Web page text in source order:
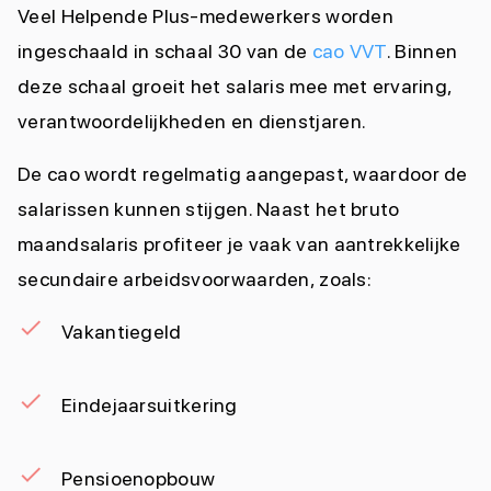
Veel Helpende Plus-medewerkers worden
ingeschaald in schaal 30 van de cao VVT. Binnen
deze schaal groeit het salaris mee met ervaring,
verantwoordelijkheden en dienstjaren.
De cao wordt regelmatig aangepast, waardoor de
salarissen kunnen stijgen. Naast het bruto
maandsalaris profiteer je vaak van aantrekkelijke
secundaire arbeidsvoorwaarden, zoals:
Vakantiegeld
Eindejaarsuitkering
Pensioenopbouw